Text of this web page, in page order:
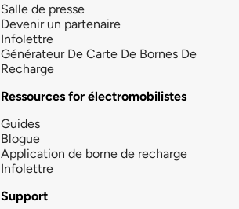
Salle de presse
Devenir un partenaire
Infolettre
Générateur De Carte De Bornes De
Recharge
Ressources for électromobilistes
Guides
Blogue
Application de borne de recharge
Infolettre
Support